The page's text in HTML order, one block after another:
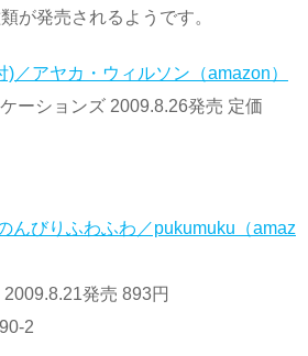
が発売されるようです。
／アヤカ・ウィルソン（amazon）
ーションズ 2009.8.26発売 定価
んびりふわふわ／pukumuku（amaz
発売 893円
2